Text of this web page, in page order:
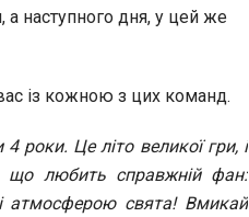
а наступного дня, у цей же
із кожною з цих команд.
роки. Це літо великої гри, і
що любить справжній фан:
атмосферою свята! Вмикай